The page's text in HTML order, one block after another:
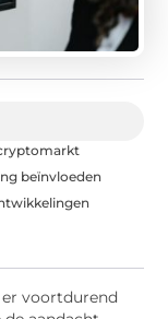
beïnvloeden
voortdurend